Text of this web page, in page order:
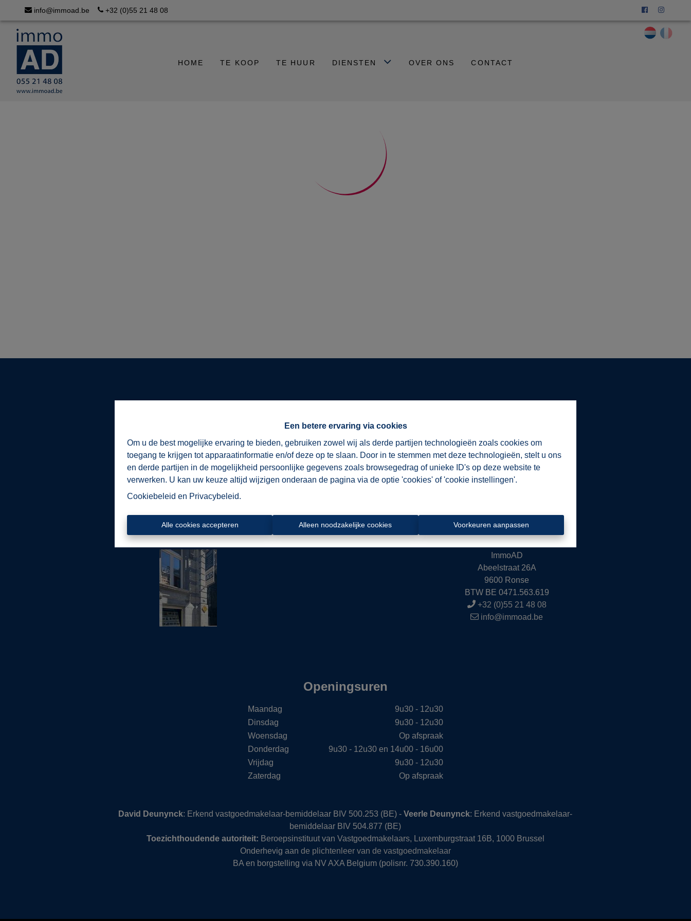
Een betere ervaring via cookies
Om u de best mogelijke ervaring te bieden, gebruiken zowel wij als derde partijen technologieën zoals cookies om
toegang te krijgen tot apparaatinformatie en/of deze op te slaan. Door in te stemmen met deze technologieën, stelt u ons
en derde partijen in de mogelijkheid persoonlijke gegevens zoals browsegedrag of unieke ID's op deze website te
verwerken. U kan uw keuze altijd wijzigen onderaan de pagina via de optie 'cookies' of 'cookie instellingen'.
Cookiebeleid en Privacybeleid.
Alle cookies accepteren Alleen noodzakelijke cookies Voorkeuren aanpassen
info@immoad.be +32 (0)55 21 48 08
HOME TE KOOP TE HUUR DIENSTEN OVER ONS CONTACT
bereikbaar is.
We zijn actief in Ronse, de Vlaamse Ardennen en het Pays des Collines en kennen deze vastgoedmarkt door en door.
We gaan voor een kwalitatief aanbod en een persoonlijke en professionele aanpak. We begeleiden u in het verkoopklaar
maken van uw pand, investeren veel in sterke publiciteit en bieden juridisch en fiscaal advies doorheen het proces van
verkoop of verhuur.
NV ImmoAD Ligging Contacteer ons
ImmoAD
Abeelstraat 26A
9600 Ronse
BTW BE 0471.563.619
+32 (0)55 21 48 08
info@immoad.be
Openingsuren
Maandag
9u30 - 12u30
Dinsdag
9u30 - 12u30
Woensdag
Op afspraak
Donderdag
9u30 - 12u30 en 14u00 - 16u00
Vrijdag
9u30 - 12u30
Zaterdag
Op afspraak
David Deunynck: Erkend vastgoedmakelaar-bemiddelaar BIV 500.253 (BE) -Veerle Deunynck: Erkend vastgoedmakelaar-
bemiddelaar BIV 504.877 (BE)
Toezichthoudende autoriteit: Beroepsinstituut van Vastgoedmakelaars, Luxemburgstraat 16B, 1000 Brussel
Onderhevig aan de plichtenleer van de vastgoedmakelaar
BA en borgstelling via NV AXA Belgium (polisnr. 730.390.160)